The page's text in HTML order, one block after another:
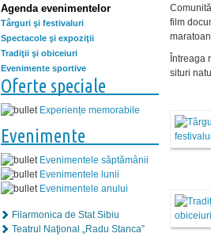
Agenda evenimentelor
Târguri şi festivaluri
Spectacole şi expoziţii
Tradiţii şi obiceiuri
Evenimente sportive
Oferte speciale
Experiențe memorabile
Evenimente
Evenimentele săptămânii
Evenimentele lunii
Evenimentele anului
Filarmonica de Stat Sibiu
Teatrul Naţional „Radu Stanca”
film
Întreaga
situri